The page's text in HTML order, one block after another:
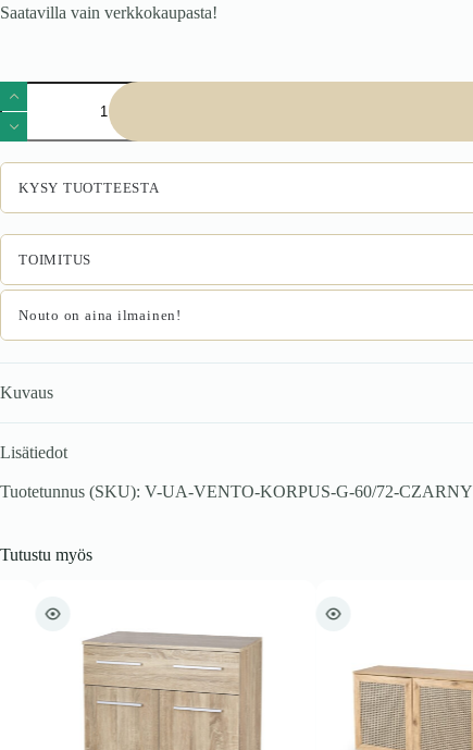
Saatavilla vain verkkokaupasta!
VENTO
G-
60/82
karkass,
ülemine
kapp
määrä
KYSY TUOTTEESTA
TOIMITUS
Nouto on aina ilmainen!
Kuvaus
Lisätiedot
Tuotetunnus (SKU): V-UA-VENTO-KORPUS-G-60/72-CZARNY
Tutustu myös